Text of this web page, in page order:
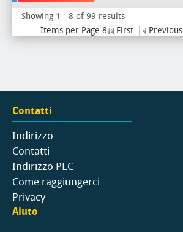
Showing 1 - 8 of 99 results
Items per Page 8
First Previous
Contatti
Indirizzo
Contatti
Indirizzo PEC
Come raggiungerci
Privacy
Aiuto